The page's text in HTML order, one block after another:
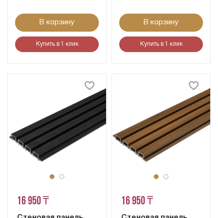
В корзину
Купить в 1 клик
В корзину
Купить в 1 клик
16 950 ₸ 16 950 ₸